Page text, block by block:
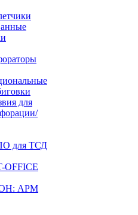
для
для ТСД
OFFICE
АРМ